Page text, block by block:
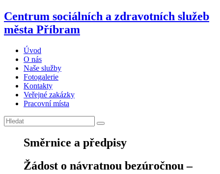
Centrum sociálních a zdravotních služeb
města Příbram
Úvod
O nás
Naše služby
Fotogalerie
Kontakty
Veřejné zakázky
Pracovní místa
Směrnice a předpisy
Žádost o návratnou bezúročnou –